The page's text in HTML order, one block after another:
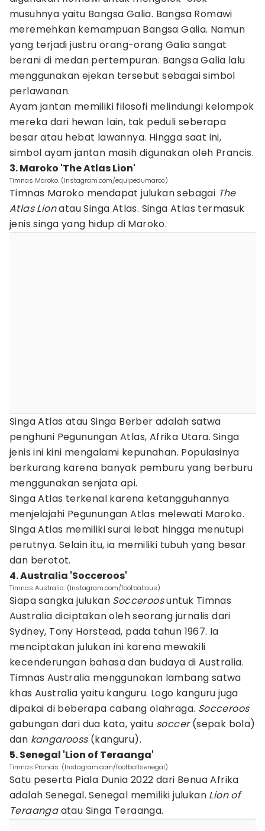
musuhnya yaitu Bangsa Galia. Bangsa Romawi
meremehkan kemampuan Bangsa Galia. Namun
yang terjadi justru orang-orang Galia sangat
berani di medan pertempuran. Bangsa Galia lalu
menggunakan ejekan tersebut sebagai simbol
perlawanan.
Ayam jantan memiliki filosofi melindungi kelompok
mereka dari hewan lain, tak peduli seberapa
besar atau hebat lawannya. Hingga saat ini,
simbol ayam jantan masih digunakan oleh Prancis.
3. Maroko 'The Atlas Lion'
Timnas Maroko. (Instagram.com/equipedumaroc)
Timnas Maroko mendapat julukan sebagai The
Atlas Lionatau Singa Atlas. Singa Atlas termasuk
jenis singa yang hidup di Maroko.
Singa Atlas atau Singa Berber adalah satwa
penghuni Pegunungan Atlas, Afrika Utara. Singa
jenis ini kini mengalami kepunahan. Populasinya
berkurang karena banyak pemburu yang berburu
menggunakan senjata api.
Singa Atlas terkenal karena ketangguhannya
menjelajahi Pegunungan Atlas melewati Maroko.
Singa Atlas memiliki surai lebat hingga menutupi
perutnya. Selain itu, ia memiliki tubuh yang besar
dan berotot.
4. Australia 'Socceroos'
Timnas Australia. (Instagram.com/footballaus)
Siapa sangka julukan Socceroosuntuk Timnas
Australia diciptakan oleh seorang jurnalis dari
Sydney, Tony Horstead, pada tahun 1967. Ia
menciptakan julukan ini karena mewakili
kecenderungan bahasa dan budaya di Australia.
Timnas Australia menggunakan lambang satwa
khas Australia yaitu kanguru. Logo kanguru juga
dipakai di beberapa cabang olahraga. Socceroos
gabungan dari dua kata, yaitu soccer(sepak bola)
dan kangarooss(kanguru).
5. Senegal 'Lion of Teraanga'
Timnas Prancis. (Instagram.com/footballsenegal)
Satu peserta Piala Dunia 2022 dari Benua Afrika
adalah Senegal. Senegal memiliki julukan Lion of
Teraangaatau Singa Teraanga.